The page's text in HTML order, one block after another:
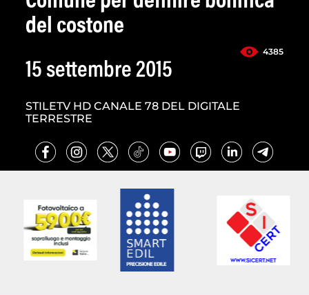
del costone
4385
15 settembre 2015
STILETV HD CANALE 78 DEL DIGITALE
TERRESTRE